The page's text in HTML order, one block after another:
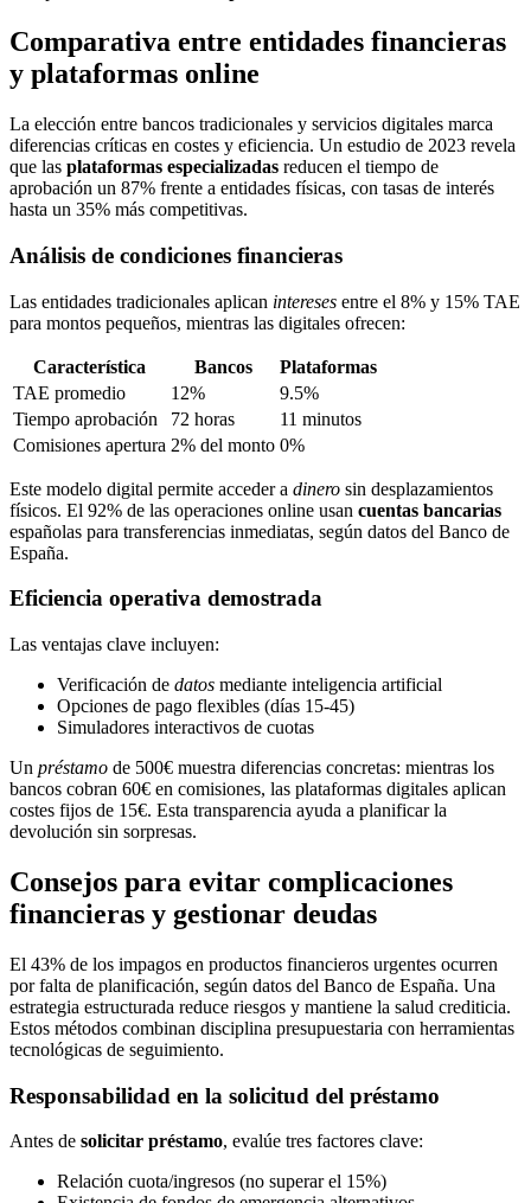
Comparativa entre entidades financieras
y plataformas online
La elección entre bancos tradicionales y servicios digitales marca
diferencias críticas en costes y eficiencia. Un estudio de 2023 revela
que las plataformas especializadas reducen el tiempo de
aprobación un 87% frente a entidades físicas, con tasas de interés
hasta un 35% más competitivas.
Análisis de condiciones financieras
Las entidades tradicionales aplican intereses entre el 8% y 15% TAE
para montos pequeños, mientras las digitales ofrecen:
Característica Bancos
Plataformas
TAE promedio
12%
9.5%
Tiempo aprobación
72 horas
11 minutos
Comisiones apertura 2% del monto 0%
Este modelo digital permite acceder a dinero sin desplazamientos
físicos. El 92% de las operaciones online usan cuentas bancarias
españolas para transferencias inmediatas, según datos del Banco de
España.
Eficiencia operativa demostrada
Las ventajas clave incluyen:
Verificación de datos mediante inteligencia artificial
Opciones de pago flexibles (días 15-45)
Simuladores interactivos de cuotas
Un préstamo de 500€ muestra diferencias concretas: mientras los
bancos cobran 60€ en comisiones, las plataformas digitales aplican
costes fijos de 15€. Esta transparencia ayuda a planificar la
devolución sin sorpresas.
Consejos para evitar complicaciones
financieras y gestionar deudas
El 43% de los impagos en productos financieros urgentes ocurren
por falta de planificación, según datos del Banco de España. Una
estrategia estructurada reduce riesgos y mantiene la salud crediticia.
Estos métodos combinan disciplina presupuestaria con herramientas
tecnológicas de seguimiento.
Responsabilidad en la solicitud del préstamo
Antes de solicitar préstamo, evalúe tres factores clave:
Relación cuota/ingresos (no superar el 15%)